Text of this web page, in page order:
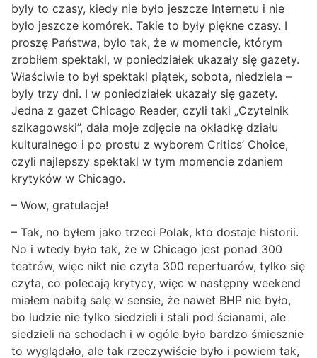
były to czasy, kiedy nie było jeszcze Internetu i nie
było jeszcze komórek. Takie to były piękne czasy. I
proszę Państwa, było tak, że w momencie, którym
zrobiłem spektakl, w poniedziałek ukazały się gazety.
Właściwie to był spektakl piątek, sobota, niedziela –
były trzy dni. I w poniedziałek ukazały się gazety.
Jedna z gazet Chicago Reader, czyli taki „Czytelnik
szikagowski”, dała moje zdjęcie na okładkę działu
kulturalnego i po prostu z wyborem Critics’ Choice,
czyli najlepszy spektakl w tym momencie zdaniem
krytyków w Chicago.
– Wow, gratulacje!
– Tak, no byłem jako trzeci Polak, kto dostaje historii.
No i wtedy było tak, że w Chicago jest ponad 300
teatrów, więc nikt nie czyta 300 repertuarów, tylko się
czyta, co polecają krytycy, więc w następny weekend
miałem nabitą salę w sensie, że nawet BHP nie było,
bo ludzie nie tylko siedzieli i stali pod ścianami, ale
siedzieli na schodach i w ogóle było bardzo śmiesznie
to wyglądało, ale tak rzeczywiście było i powiem tak,